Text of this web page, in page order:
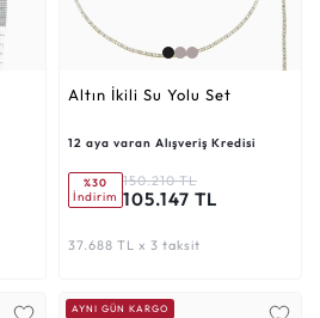
Altın İkili Su Yolu Set
12 aya varan Alışveriş Kredisi
%30
İndirim
150.210 TL
105.147 TL
37.688 TL x 3 taksit
AYNI GÜN KARGO